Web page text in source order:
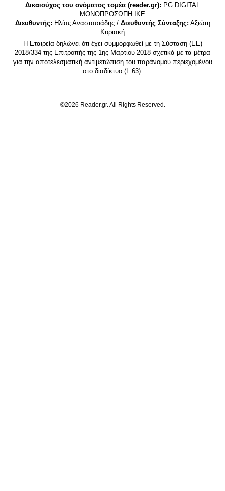
Δικαιούχος του ονόματος τομέα (reader.gr): PG DIGITAL
MONΟΠΡΟΣΩΠΗ ΙΚΕ
Διευθυντής: Ηλίας Αναστασιάδης / Διευθυντής Σύνταξης: Αξιώτη
Κυριακή
Η Εταιρεία δηλώνει ότι έχει συμμορφωθεί με τη Σύσταση (ΕΕ)
2018/334 της Επιτροπής της 1ης Μαρτίου 2018 σχετικά με τα μέτρα
για την αποτελεσματική αντιμετώπιση του παράνομου περιεχομένου
στο διαδίκτυο (L 63).
©2026 Reader.gr. All Rights Reserved.